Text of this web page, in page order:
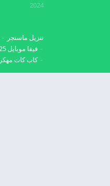
2024
تنزيل ماسنجر
فيفا موبايل 2025
كاب كات مهكر